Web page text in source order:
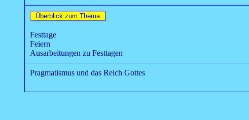
Festtage
Feiern
Ausarbeitungen zu Festtagen
Pragmatismus und das Reich Gottes